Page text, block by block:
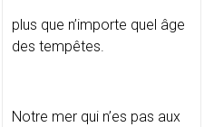
plus que n’importe quel âge
des tempêtes.
Notre mer qui n’es pas aux